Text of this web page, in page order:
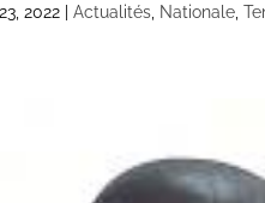
2022| Actualités, Nationale,